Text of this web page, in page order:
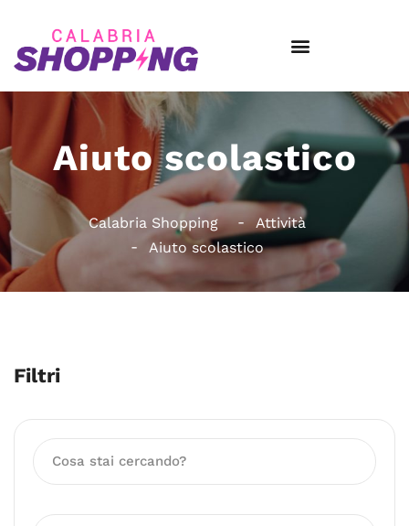
Aiuto scolastico
Calabria Shopping
Attività
Aiuto scolastico
Filtri